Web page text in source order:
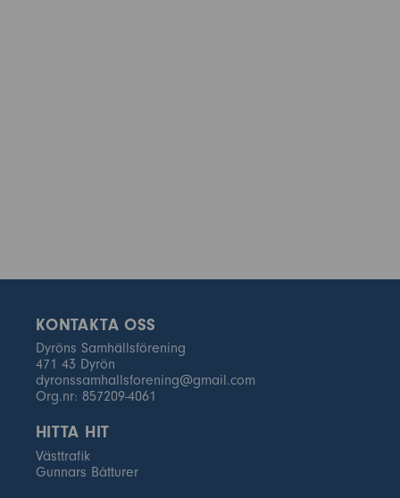
KONTAKTA OSS
Dyröns Samhällsförening
471 43 Dyrön
dyronssamhallsforening@gmail.com
Org.nr: 857209-4061
HITTA HIT
Västtrafik
Gunnars Båtturer